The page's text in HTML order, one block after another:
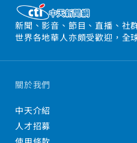
新聞、影音、節目、直播、社
世界各地華人亦頗受歡迎，全
關於我們
中天介紹
人才招募